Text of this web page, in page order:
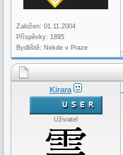
Založen: 01.11.2004
Příspěvky: 1895
Bydliště: Nekde v Praze
Kirara
Uživatel